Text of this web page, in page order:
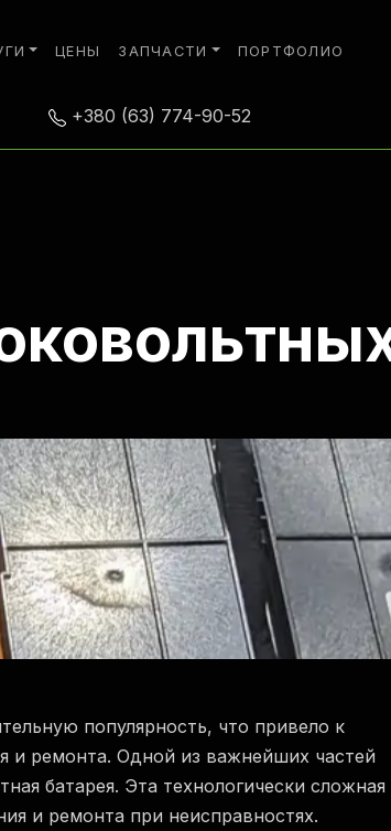
ЦЕНЫ ЗАПЧАСТИ ПОРТФОЛИО
+380 (63) 774-90-52
популярность, что привело к
и ремонта. Одной из важнейших частей
батарея. Эта технологически сложная
и ремонта при неисправностях.